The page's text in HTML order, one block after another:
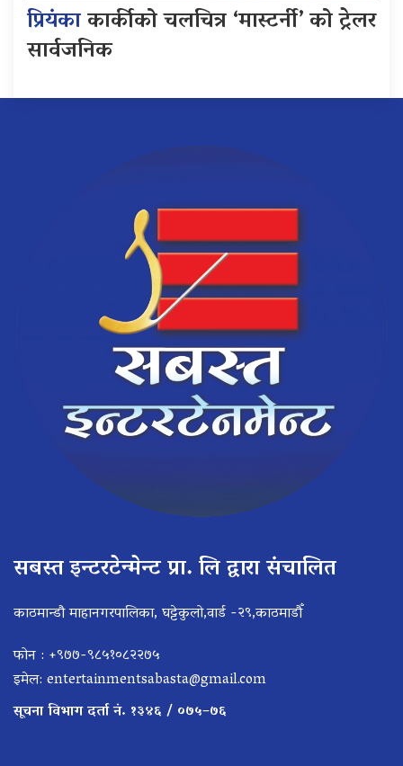
प्रियंकाकार्कीको चलचित्र ‘मास्टर्नी’ को ट्रेलर
सार्वजनिक
सबस्त इन्टरटेन्मेन्ट प्रा. लि द्वारा संचालित
काठमान्डौ माहानगरपालिका, घट्टेकुलो,वार्ड -२९,काठमाडौँ
फोन : +९७७-९८५१०८२२७५
इमेल: entertainmentsabasta@gmail.com
सूचना विभाग दर्ता नं. १३४६ / ०७५–७६